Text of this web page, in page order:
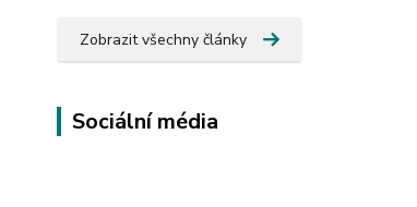
Zobrazit všechny články
Sociální média